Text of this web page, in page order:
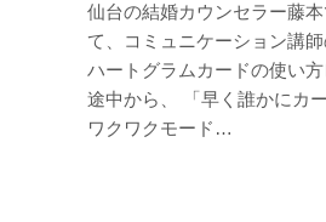
仙台の結婚カウンセラー藤
て、コミュニケーション講
ハートグラムカードの使い
途中から、 「早く誰かにカ
ワクワクモード…